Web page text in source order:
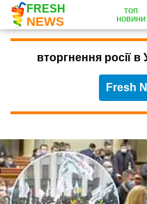
FRESH
NEWS
топ
новини
вторгнення росії в
Fresh